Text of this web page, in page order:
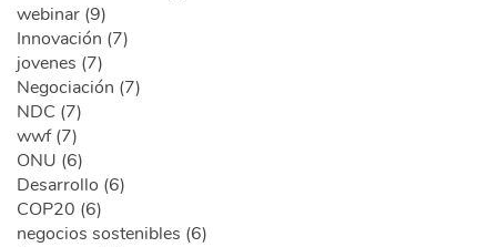
webinar (9)
Innovación (7)
jovenes (7)
Negociación (7)
NDC (7)
wwf (7)
ONU (6)
Desarrollo (6)
COP20 (6)
negocios sostenibles (6)